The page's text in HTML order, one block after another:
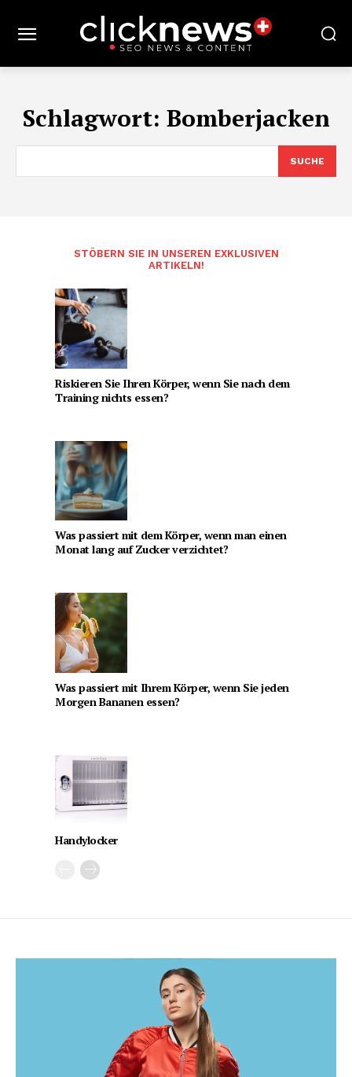
Schlagwort: Bomberjacken
SUCHE
STÖBERN SIE IN UNSEREN EXKLUSIVEN
ARTIKELN!
Riskieren Sie Ihren Körper, wenn Sie nach dem
Training nichts essen?
Was passiert mit dem Körper, wenn man einen
Monat lang auf Zucker verzichtet?
Was passiert mit Ihrem Körper, wenn Sie jeden
Morgen Bananen essen?
Handylocker